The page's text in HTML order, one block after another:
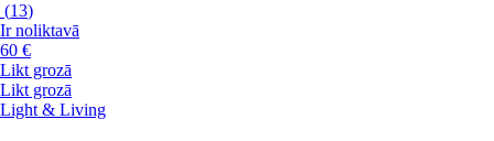
(13)
Ir noliktavā
60 €
Likt grozā
Likt grozā
Light & Living